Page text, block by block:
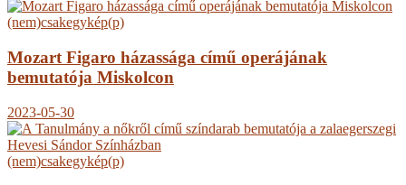
(nem)csakegykép(p)
Mozart Figaro házassága című operájának
bemutatója Miskolcon
2023-05-30
(nem)csakegykép(p)